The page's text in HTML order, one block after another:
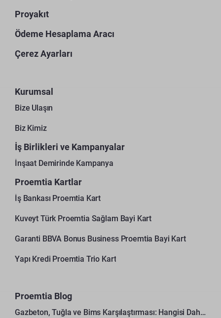
Proyakıt
Ödeme Hesaplama Aracı
Çerez Ayarları
Kurumsal
Bize Ulaşın
Biz Kimiz
İş Birlikleri ve Kampanyalar
İnşaat Demirinde Kampanya
Proemtia Kartlar
İş Bankası Proemtia Kart
Kuveyt Türk Proemtia Sağlam Bayi Kart
Garanti BBVA Bonus Business Proemtia Bayi Kart
Yapı Kredi Proemtia Trio Kart
Proemtia Blog
Gazbeton, Tuğla ve Bims Karşılaştırması: Hangisi Daha Avantajlı?